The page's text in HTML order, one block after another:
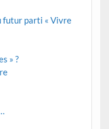
futur parti « Vivre
» ?